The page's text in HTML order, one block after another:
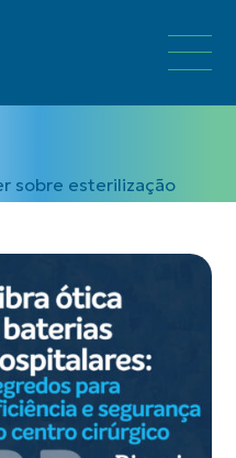
sobre esterilização